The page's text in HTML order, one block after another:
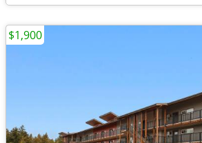
$1,900